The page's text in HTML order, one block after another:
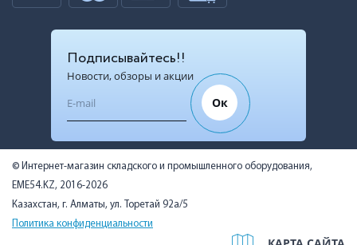
Подписывайтесь!!
Новости, обзоры и акции
Ок
© Интернет-магазин складского и промышленного оборудования,
EME54.KZ, 2016-2026
Казахстан, г. Алматы, ул. Торетай 92а/5
Политика конфиденциальности